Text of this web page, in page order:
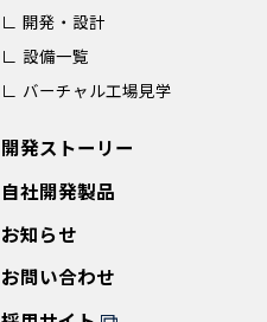
∟ 開発・設計
∟ 設備一覧
∟ バーチャル工場見学
開発ストーリー
自社開発製品
お知らせ
お問い合わせ